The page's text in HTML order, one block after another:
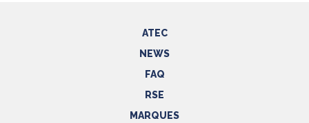
ATEC
NEWS
FAQ
RSE
MARQUES